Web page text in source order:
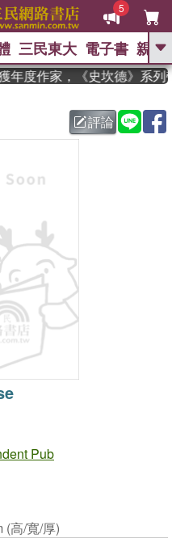
5
GO
父親節 、 如果歷
暑期推薦 、 國際布克
走神經
三民東大 電子書 親子
度作家，《史坎德》系列
評論
Pub
(高/寬/厚)